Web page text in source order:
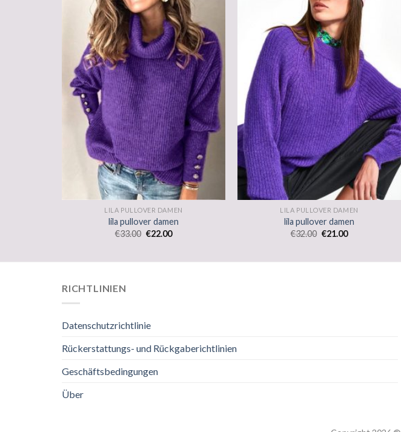
LILA PULLOVER DAMEN
lila pullover damen
€33.00 €22.00
LILA PULLOVER DAMEN
lila pullover damen
€32.00 €21.00
RICHTLINIEN
Datenschutzrichtlinie
Rückerstattungs- und Rückgaberichtlinien
Geschäftsbedingungen
Über